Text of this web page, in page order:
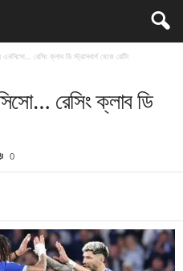
রেসিং ক্লাব ডি স্ট্রাসবার্গ থেকে রেটিং
রেসিং ক্লাব ডি
0